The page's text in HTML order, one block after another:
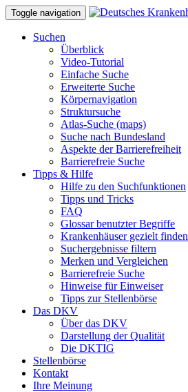
Toggle navigation
Suchen
Überblick
Video-Tutorial
Einfache Suche
Erweiterte Suche
Körpernavigation
Struktursuche
Atlas-Suche (maps)
Suche nach Bundesland
Aspekte der Barrierefreiheit
Barrierefreie Suche
Tipps & Hilfe
Hilfe zu den Suchfunktionen
Tipps und Tricks
FAQ
Glossar benutzter Begriffe
Krankenhäuser gezielt finden
Suchergebnisse filtern
Merken und Vergleichen
Barrierefreie Suche
Hinweise für Einweiser
Tipps zur Stellenbörse
Das DKV
Über das DKV
Darstellung der Qualität
Die DKTIG
Stellenbörse
Kontakt
Ihre Meinung